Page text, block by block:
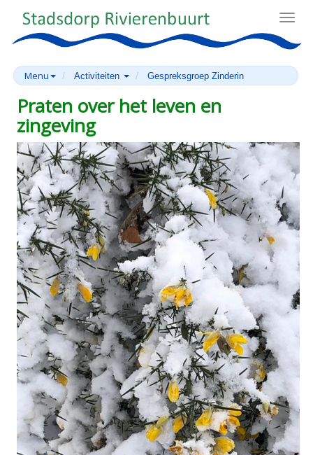
Menu Activiteiten Gespreksgroep Zinderin
Praten over het leven en
zingeving